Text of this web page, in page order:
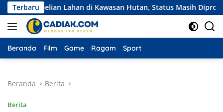
Langsung
ke
konten
Terbaru
Lahan di Kawasan Hutan, Status Masih Diproses
Beranda Film Game Ragam Sport
Beranda Berita
Berita